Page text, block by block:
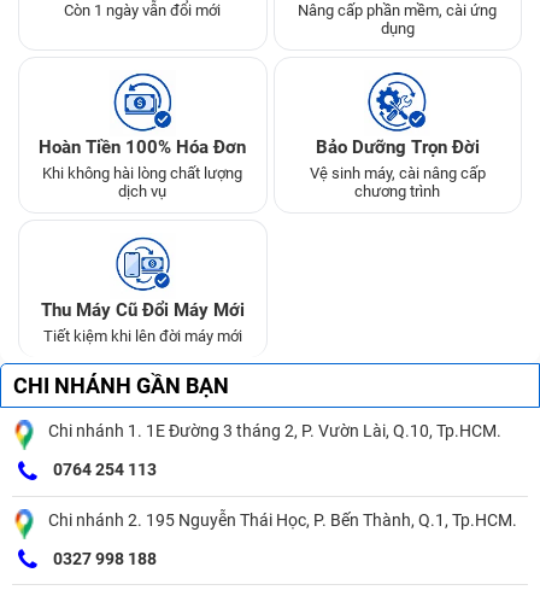
Còn 1 ngày vẫn đổi mới
Nâng cấp phần mềm, cài ứng
dụng
Hoàn Tiền 100% Hóa Đơn
Khi không hài lòng chất lượng
dịch vụ
Bảo Dưỡng Trọn Đời
Vệ sinh máy, cài nâng cấp
chương trình
Thu Máy Cũ Đổi Máy Mới
Tiết kiệm khi lên đời máy mới
CHI NHÁNH GẦN BẠN
Chi nhánh 1. 1E Đường 3 tháng 2, P. Vườn Lài, Q.10, Tp.HCM.
0764 254 113
Chi nhánh 2. 195 Nguyễn Thái Học, P. Bến Thành, Q.1, Tp.HCM.
0327 998 188